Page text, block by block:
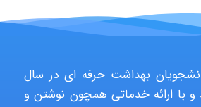
USER124
malekf
بهداشت حرفه ای در سال
شد و با ارائه خدماتی همچون نوشتن و